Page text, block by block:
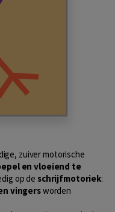
zuiver motorische
en vloeiend te
op de schrijfmotoriek:
vingersworden